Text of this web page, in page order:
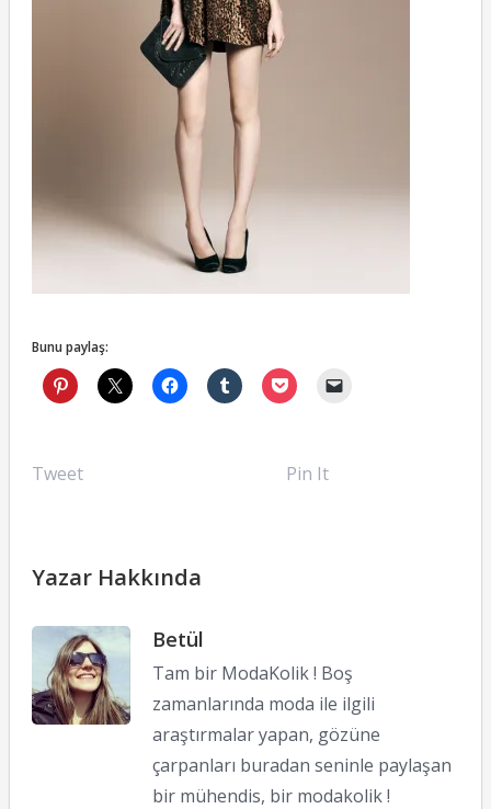
Bunu paylaş:
Tweet Pin It
Yazar Hakkında
Betül
Tam bir ModaKolik ! Boş
zamanlarında moda ile ilgili
araştırmalar yapan, gözüne
çarpanları buradan seninle paylaşan
bir mühendis, bir modakolik !